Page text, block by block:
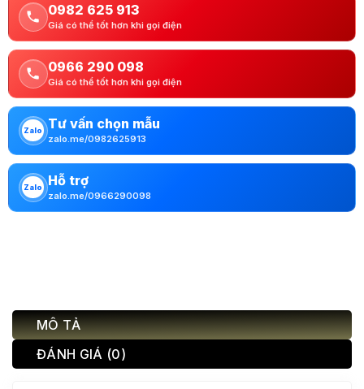
0982 625 913
Giá có thể tốt hơn khi gọi điện
0966 290 098
Giá có thể tốt hơn khi gọi điện
Zalo Tư vấn chọn mẫu
zalo.me/0982625913
Zalo Hỗ trợ
zalo.me/0966290098
MÔ TẢ
ĐÁNH GIÁ (0)